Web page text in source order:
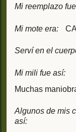
Mi reemplazo
Mi mote era:
Serví en el
Mi mili fue así:
Muchas
Algunos de mis
así: